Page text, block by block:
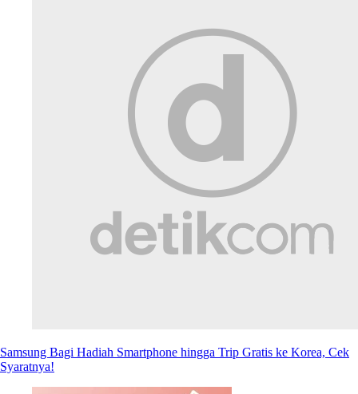
Samsung Bagi Hadiah Smartphone hingga Trip Gratis ke Korea, Cek
Syaratnya!